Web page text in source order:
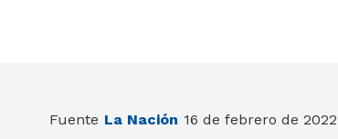
Fuente La Nación 16 de febrero de 2022